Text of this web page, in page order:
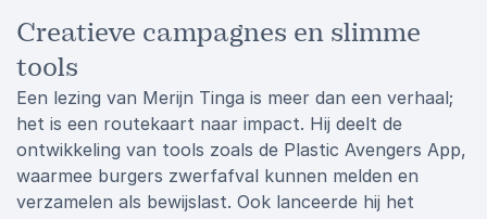
Creatieve campagnes en slimme
tools
Een lezing van Merijn Tinga is meer dan een verhaal;
het is een routekaart naar impact. Hij deelt de
ontwikkeling van tools zoals de Plastic Avengers App,
waarmee burgers zwerfafval kunnen melden en
verzamelen als bewijslast. Ook lanceerde hij het